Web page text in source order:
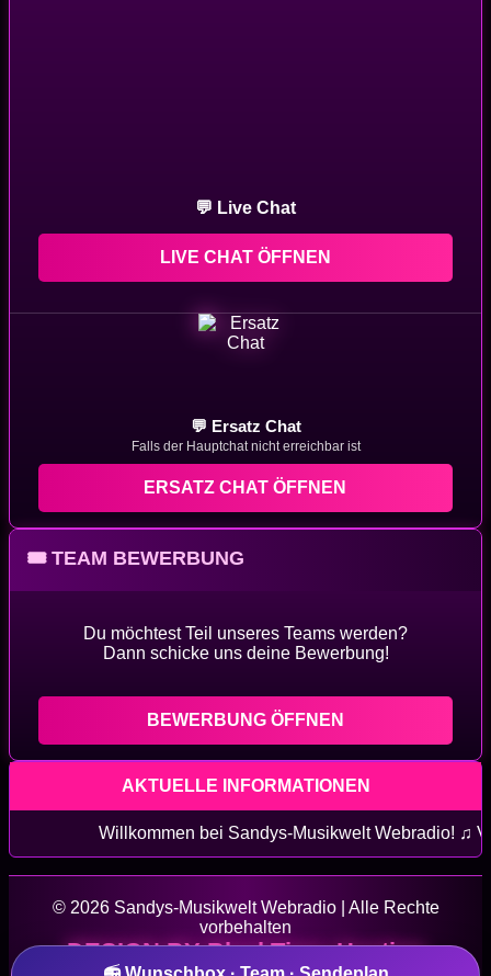
💬 Live Chat
LIVE CHAT ÖFFNEN
💬 Ersatz Chat
Falls der Hauptchat nicht erreichbar ist
ERSATZ CHAT ÖFFNEN
🎟 TEAM BEWERBUNG
Du möchtest Teil unseres Teams werden?
Dann schicke uns deine Bewerbung!
BEWERBUNG ÖFFNEN
AKTUELLE INFORMATIONEN
Willkommen bei Sandys-Musikwelt Webradio! ♫ Viel Spaß
© 2026 Sandys-Musikwelt Webradio | Alle Rechte
vorbehalten
DESIGN BY BlackTiger-Hosting